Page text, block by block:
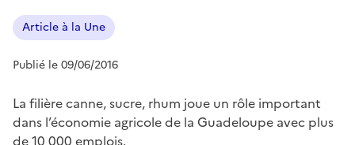
Article à la Une
Publié le 09/06/2016
La filière canne, sucre, rhum joue un rôle important
dans l’économie agricole de la Guadeloupe avec plus
de 10 000 emplois.